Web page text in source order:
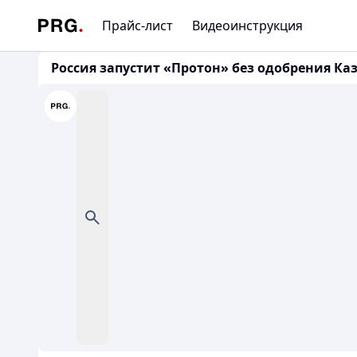
Прайс-лист Видеоинструкция
Россия запустит «Протон» без одобрения